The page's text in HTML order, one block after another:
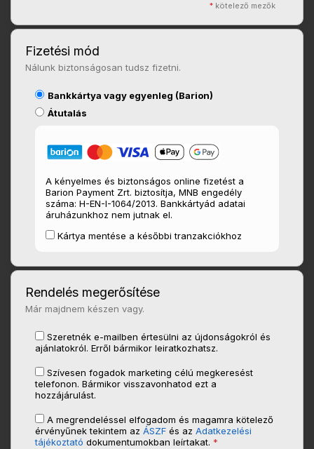
* kötelező mezők
Fizetési mód
Nálunk biztonságosan tudsz fizetni.
Bankkártya vagy egyenleg (Barion)
Átutalás
A kényelmes és biztonságos online fizetést a
Barion Payment Zrt. biztosítja, MNB engedély
száma: H-EN-I-1064/2013. Bankkártyád adatai
áruházunkhoz nem jutnak el.
Kártya mentése a későbbi tranzakciókhoz
Rendelés megerősítése
Már majdnem készen vagy.
Szeretnék e-mailben értesülni az újdonságokról és
ajánlatokról. Erről bármikor leiratkozhatsz.
Szívesen fogadok marketing célú megkeresést
telefonon. Bármikor visszavonhatod ezt a
hozzájárulást.
A megrendeléssel elfogadom és magamra kötelező
érvényűnek tekintem azÁSZF és azAdatkezelési
tájékoztató dokumentumokban leírtakat. *